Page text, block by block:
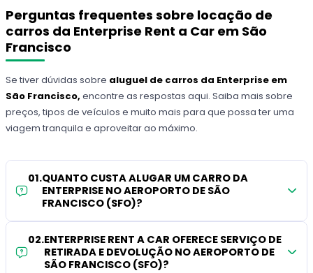
Perguntas frequentes sobre locação de
carros da Enterprise Rent a Car em São
Francisco
Se tiver dúvidas sobre aluguel de carros da Enterprise em
São Francisco,encontre as respostas aqui. Saiba mais sobre
preços, tipos de veículos e muito mais para que possa ter uma
viagem tranquila e aproveitar ao máximo.
01.QUANTO CUSTA ALUGAR UM CARRO DA
ENTERPRISE NO AEROPORTO DE SÃO
FRANCISCO (SFO)?
02.ENTERPRISE RENT A CAR OFERECE SERVIÇO DE
RETIRADA E DEVOLUÇÃO NO AEROPORTO DE
SÃO FRANCISCO (SFO)?